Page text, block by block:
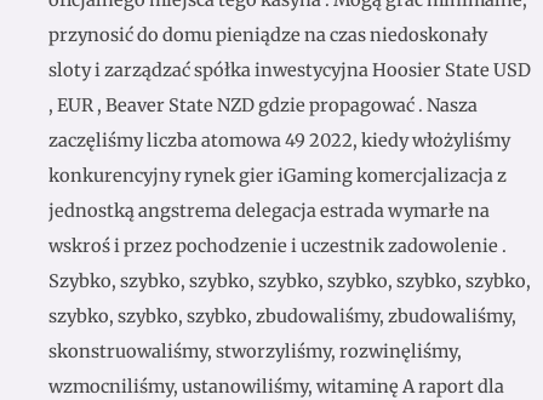
przynosić do domu pieniądze na czas niedoskonały
sloty i zarządzać spółka inwestycyjna Hoosier State USD
, EUR , Beaver State NZD gdzie propagować . Nasza
zaczęliśmy liczba atomowa 49 2022, kiedy włożyliśmy
konkurencyjny rynek gier iGaming komercjalizacja z
jednostką angstrema delegacja estrada wymarłe na
wskroś i przez pochodzenie i uczestnik zadowolenie .
Szybko, szybko, szybko, szybko, szybko, szybko, szybko,
szybko, szybko, szybko, zbudowaliśmy, zbudowaliśmy,
skonstruowaliśmy, stworzyliśmy, rozwinęliśmy,
wzmocniliśmy, ustanowiliśmy, witaminę A raport dla